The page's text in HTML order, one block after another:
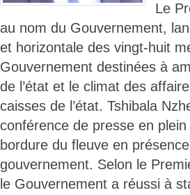
Le
au nom du Gouvernement,
et horizontale des vingt-huit
Gouvernement destinées à
de l’état et le climat des
caisses de l’état. Tshibala
conférence de presse en
bordure du fleuve en
gouvernement. Selon le
le Gouvernement a réussi à